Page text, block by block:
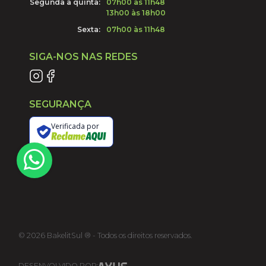
Segunda à quinta:
07h00 às 11h48
13h00 às 18h00
Sexta:
07h00 às 11h48
SIGA-NOS NAS REDES
SEGURANÇA
Verificada por
© 2026BakelitSul ® - Todos os direitos reservados.